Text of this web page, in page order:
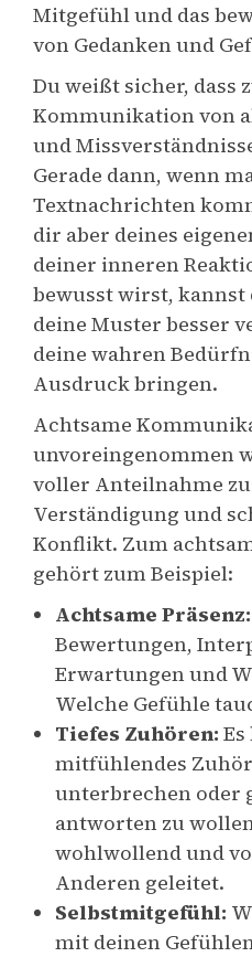
Mitgefühl und das
von Gedanken und
Du weißt sicher, dass
Kommunikation von
und
Gerade dann, wenn
Textnachrichten
dir aber deines
deiner inneren
bewusst wirst, kannst
deine Muster besser
deine wahren
Ausdruck bringen.
Achtsame
unvoreingenommen
voller Anteilnahme
Verständigung und
Konflikt. Zum
gehört zum Beispiel:
Achtsame Präsenz:
Bewertungen,
Erwartungen und
Welche Gefühle
Tiefes Zuhören:
mitfühlendes
unterbrechen oder
antworten zu
wohlwollend und
Anderen geleitet.
Selbstmitgefühl:
mit deinen